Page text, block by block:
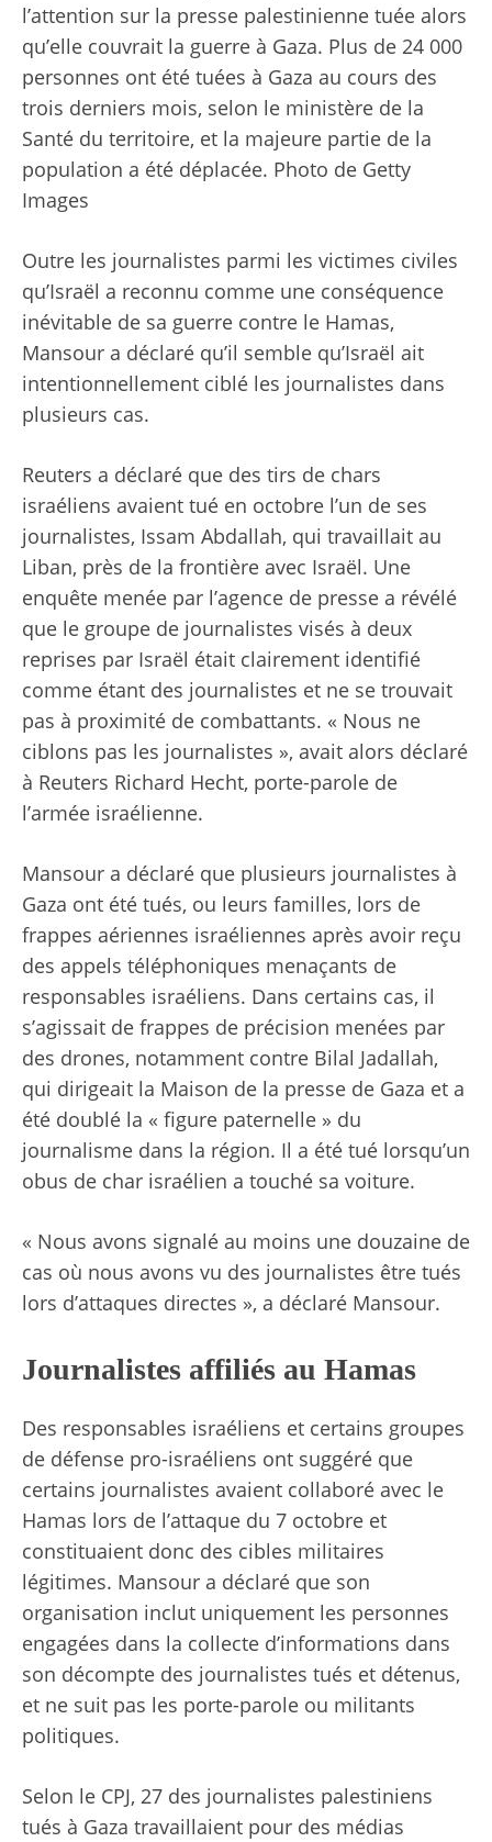
l’attention sur la presse palestinienne tuée alors
qu’elle couvrait la guerre à Gaza. Plus de 24 000
personnes ont été tuées à Gaza au cours des
trois derniers mois, selon le ministère de la
Santé du territoire, et la majeure partie de la
population a été déplacée. Photo de Getty
Images
Outre les journalistes parmi les victimes civiles
qu’Israël a reconnu comme une conséquence
inévitable de sa guerre contre le Hamas,
Mansour a déclaré qu’il semble qu’Israël ait
intentionnellement ciblé les journalistes dans
plusieurs cas.
Reuters a déclaré que des tirs de chars
israéliens avaient tué en octobre l’un de ses
journalistes, Issam Abdallah, qui travaillait au
Liban, près de la frontière avec Israël. Une
enquête menée par l’agence de presse a révélé
que le groupe de journalistes visés à deux
reprises par Israël était clairement identifié
comme étant des journalistes et ne se trouvait
pas à proximité de combattants. « Nous ne
ciblons pas les journalistes », avait alors déclaré
à Reuters Richard Hecht, porte-parole de
l’armée israélienne.
Mansour a déclaré que plusieurs journalistes à
Gaza ont été tués, ou leurs familles, lors de
frappes aériennes israéliennes après avoir reçu
des appels téléphoniques menaçants de
responsables israéliens. Dans certains cas, il
s’agissait de frappes de précision menées par
des drones, notamment contre Bilal Jadallah,
qui dirigeait la Maison de la presse de Gaza et a
été doublé la « figure paternelle » du
journalisme dans la région. Il a été tué lorsqu’un
obus de char israélien a touché sa voiture.
« Nous avons signalé au moins une douzaine de
cas où nous avons vu des journalistes être tués
lors d’attaques directes », a déclaré Mansour.
Journalistes affiliés au Hamas
Des responsables israéliens et certains groupes
de défense pro-israéliens ont suggéré que
certains journalistes avaient collaboré avec le
Hamas lors de l’attaque du 7 octobre et
constituaient donc des cibles militaires
légitimes. Mansour a déclaré que son
organisation inclut uniquement les personnes
engagées dans la collecte d’informations dans
son décompte des journalistes tués et détenus,
et ne suit pas les porte-parole ou militants
politiques.
Selon le CPJ, 27 des journalistes palestiniens
tués à Gaza travaillaient pour des médias